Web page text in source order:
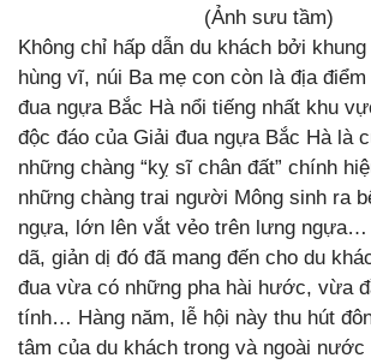
(Ảnh sưu tầm)
Không chỉ hấp dẫn du khách bởi
hùng vĩ, núi Ba mẹ con còn là địa
đua ngựa Bắc Hà nổi tiếng nhất khu
độc đáo của Giải đua ngựa Bắc Hà là
những chàng “kỵ sĩ chân đất” chính
những chàng trai người Mông sinh ra
ngựa, lớn lên vắt vẻo trên lưng
dã, giản dị đó đã mang đến cho du
đua vừa có những pha hài hước, vừa
tính… Hàng năm, lễ hội này thu hút
tâm của du khách trong và ngoài